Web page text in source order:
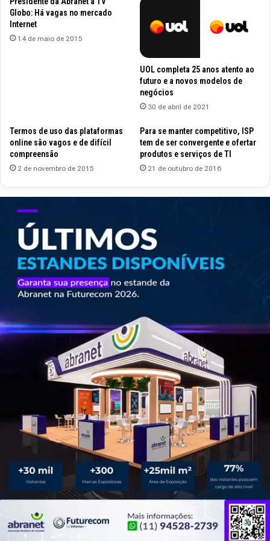
Globo: Há vagas no mercado
Internet
14 de maio de 2015
UOL completa 25 anos atento ao
futuro e a novos modelos de
negócios
30 de abril de 2021
Termos de uso das plataformas
online são vagos e de difícil
compreensão
2 de novembro de 2015
Para se manter competitivo, ISP
tem de ser convergente e ofertar
produtos e serviços de TI
21 de outubro de 2016